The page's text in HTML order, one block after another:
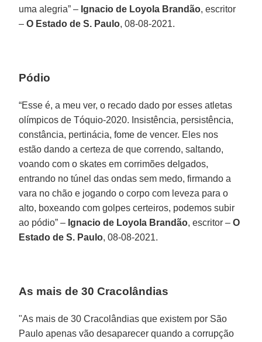
uma alegria” – Ignacio de Loyola Brandão, escritor
–O Estado de S. Paulo, 08-08-2021.
Pódio
“Esse é, a meu ver, o recado dado por esses atletas
olímpicos de Tóquio-2020. Insistência, persistência,
constância, pertinácia, fome de vencer. Eles nos
estão dando a certeza de que correndo, saltando,
voando com o skates em corrimões delgados,
entrando no túnel das ondas sem medo, firmando a
vara no chão e jogando o corpo com leveza para o
alto, boxeando com golpes certeiros, podemos subir
ao pódio” – Ignacio de Loyola Brandão, escritor –O
Estado de S. Paulo, 08-08-2021.
As mais de 30 Cracolândias
"As mais de 30 Cracolândias que existem por São
Paulo apenas vão desaparecer quando a corrupção